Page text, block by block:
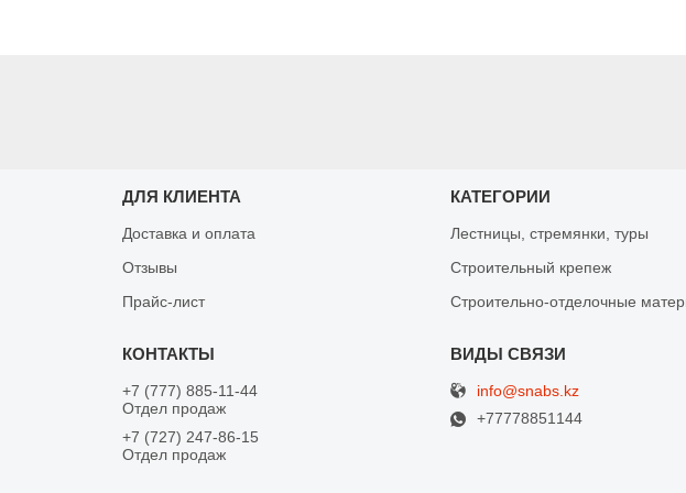
ДЛЯ КЛИЕНТА
Доставка и оплата
Отзывы
Прайс-лист
КАТЕГОРИИ
Лестницы, стремянки, туры
Строительный крепеж
Строительно-отделочные
+7 (777) 885-11-44
Отдел продаж
+7 (727) 247-86-15
Отдел продаж
info@snabs.kz
+77778851144